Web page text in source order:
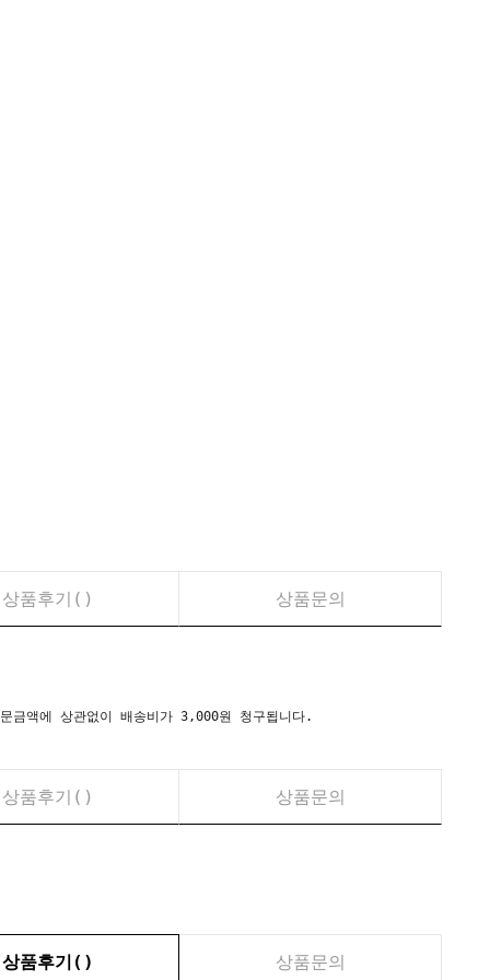
상품후기( ) 상품문의
에 상관없이 배송비가 3,000원 청구됩니다.
상품후기( ) 상품문의
상품후기( ) 상품문의